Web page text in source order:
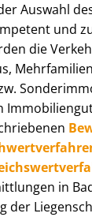
Auswahl
und
die
in
der